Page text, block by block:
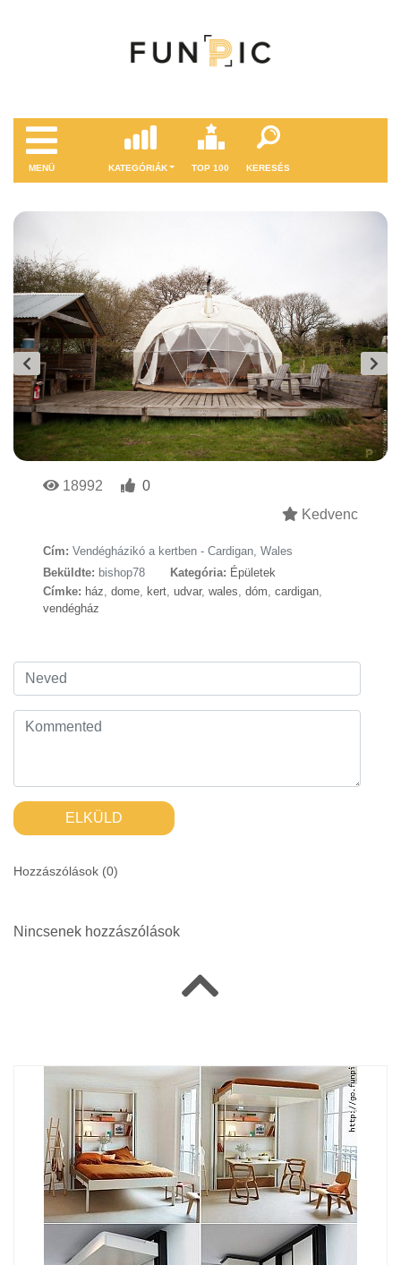
MENÜ KATEGÓRIÁK TOP 100 KERESÉS
18992
0
Kedvenc
Cím: Vendégházikó a kertben - Cardigan, Wales
Beküldte: bishop78 Kategória: Épületek
Címke: ház dome kert udvar, wales dóm cardigan
vendégház
ELKÜLD
Hozzászólások (0)
Nincsenek hozzászólások